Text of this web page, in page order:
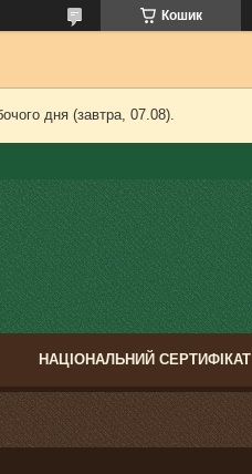
Кошик
дня (завтра, 07.08).
НАЦІОНАЛЬНИЙ СЕРТИФІКАТ